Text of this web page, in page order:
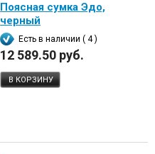
Поясная сумка Эдо,
черный
Есть в наличии ( 4 )
12 589.50 руб.
В КОРЗИНУ